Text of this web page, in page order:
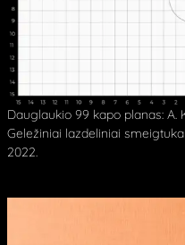
Dauglaukio 99 kapo planas: A.
Geležiniai lazdeliniai
2022.